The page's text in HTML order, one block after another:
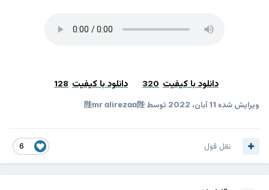
دانلود با کیفیت 320 دانلود با کیفیت 128
ویرایش شده11 آبان، 2022 توسط 陛mr ɑlirezɑɑ陛
6 نقل قول